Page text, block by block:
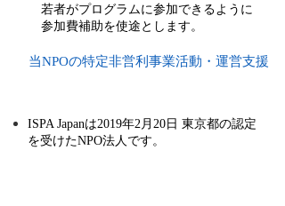
若者がプログラムに参加できるように
参加費補助を使途とします。
当NPOの特定非営利事業活動・運営支援
ISPA Japanは2019年2月20日 東京都の認定
を受けたNPO法人です。